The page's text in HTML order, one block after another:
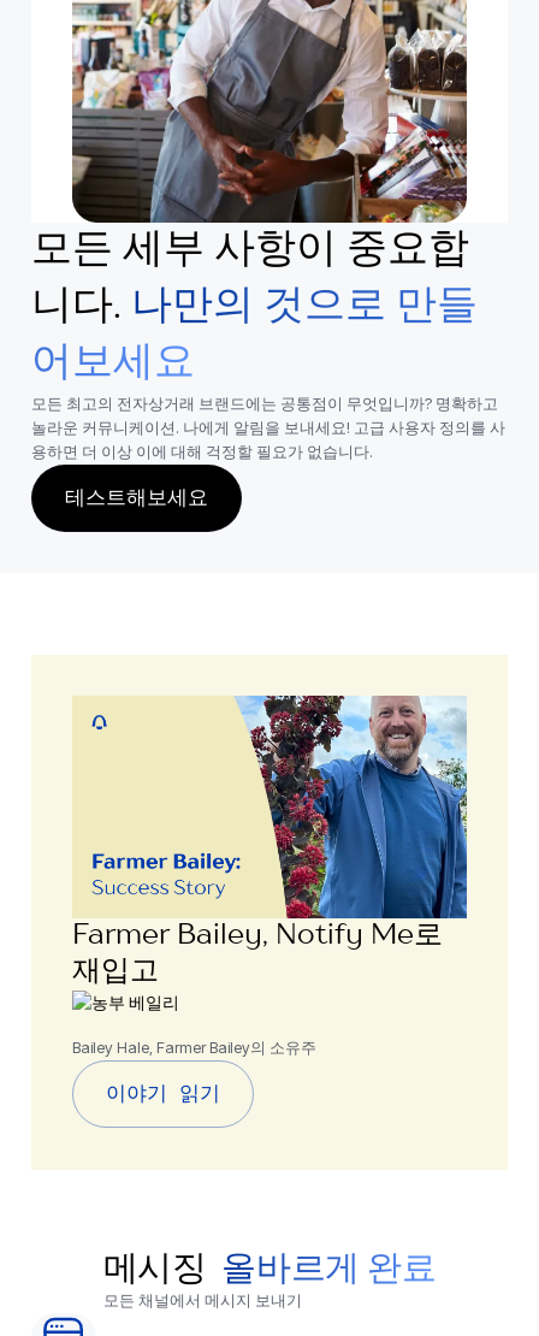
모든 세부 사항이 중요합
니다. 나만의 것으로 만들
어보세요
모든 최고의 전자상거래 브랜드에는 공통점이 무엇입니까? 명확하고
놀라운 커뮤니케이션. 나에게 알림을 보내세요! 고급 사용자 정의를 사
용하면 더 이상 이에 대해 걱정할 필요가 없습니다.
테스트해보세요
Farmer Bailey, Notify Me로
재입고
Bailey Hale, Farmer Bailey의 소유주
이야기 읽기
메시징 올바르게 완료
모든 채널에서 메시지 보내기